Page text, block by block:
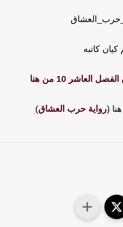
كاتبه
10 من هنا
(رواية حرب العشاق)